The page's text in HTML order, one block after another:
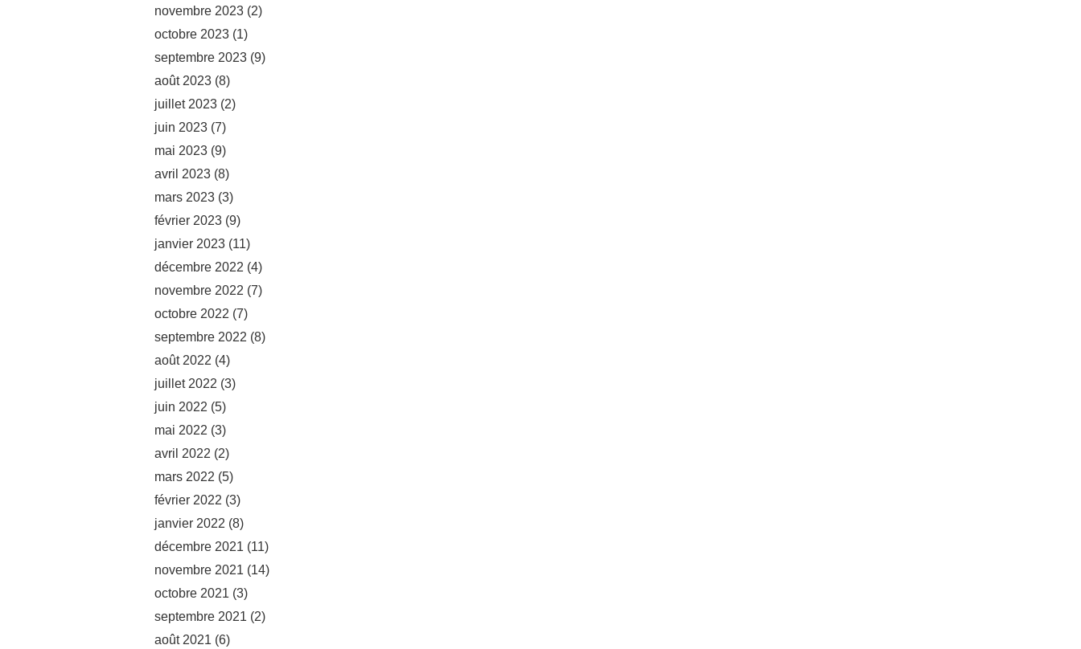
novembre 2023 (2)
octobre 2023 (1)
septembre 2023 (9)
août 2023 (8)
juillet 2023 (2)
juin 2023 (7)
mai 2023 (9)
avril 2023 (8)
mars 2023 (3)
février 2023 (9)
janvier 2023 (11)
décembre 2022 (4)
novembre 2022 (7)
octobre 2022 (7)
septembre 2022 (8)
août 2022 (4)
juillet 2022 (3)
juin 2022 (5)
mai 2022 (3)
avril 2022 (2)
mars 2022 (5)
février 2022 (3)
janvier 2022 (8)
décembre 2021 (11)
novembre 2021 (14)
octobre 2021 (3)
septembre 2021 (2)
août 2021 (6)